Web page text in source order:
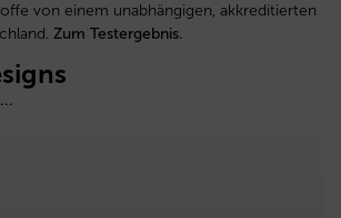
von einem unabhängigen, akkreditierten
Zum Testergebnis.